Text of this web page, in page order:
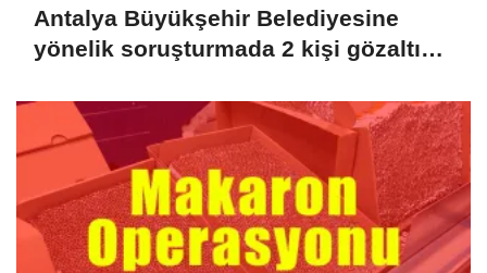
Antalya Büyükşehir Belediyesine
yönelik soruşturmada 2 kişi gözaltına